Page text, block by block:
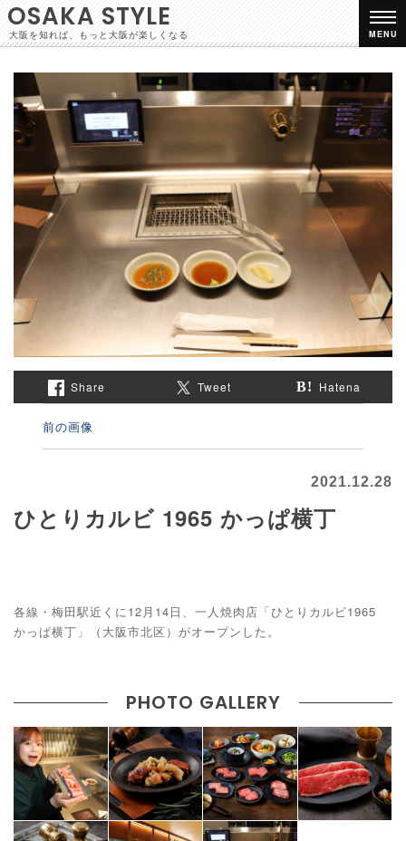
OSAKA STYLE
大阪を知れば、もっと大阪が楽しくなる MENU
Share Tweet Hatena
前の画像
2021.12.28
ひとりカルビ 1965 かっぱ横丁
各線・梅田駅近くに12月14日、一人焼肉店「ひとりカルビ1965
かっぱ横丁」（大阪市北区）がオープンした。
PHOTO GALLERY